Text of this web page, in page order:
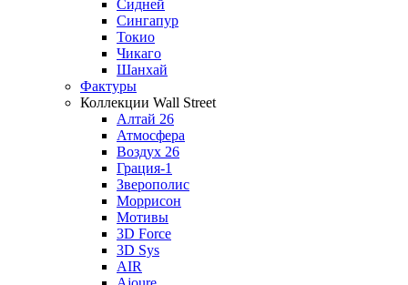
Сидней
Сингапур
Токио
Чикаго
Шанхай
Фактуры
Коллекции Wall Street
Алтай 26
Атмосфера
Воздух 26
Грация-1
Зверополис
Моррисон
Мотивы
3D Force
3D Sys
AIR